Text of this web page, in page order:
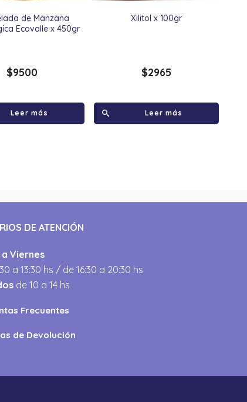
de Manzana
Ecovalle x 450gr
$9500
Leer más
Xilitol x 100gr
$2965
Leer más
DE ATENCIÓN
a Viernes
a 13:30 hs / de 16:30 a 20:30 hs
de 10 a 14 hs
Frecuentes
de Devolución